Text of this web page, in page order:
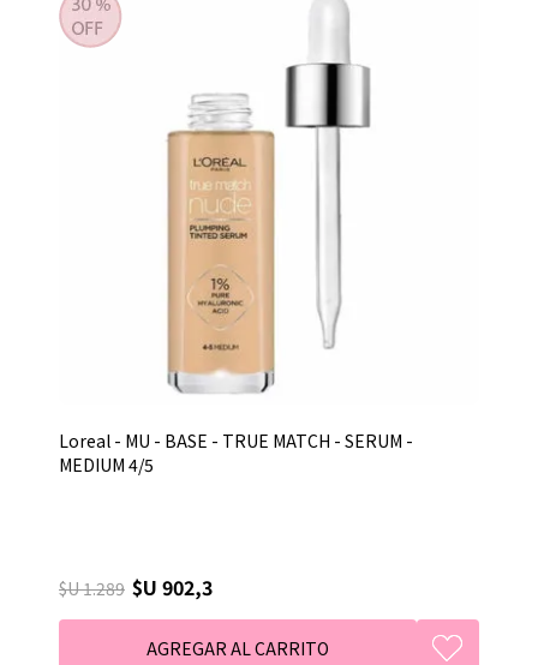
Loreal - MU - BASE - TRUE MATCH - SERUM -
MEDIUM 4/5
$U 1.289 $U 902,3